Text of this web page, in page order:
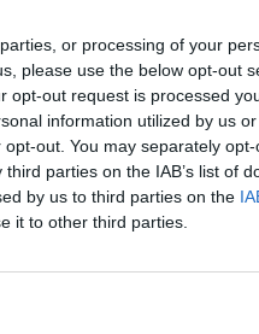
or processing of your
please use the below opt-out
opt-out request is processed
information utilized by us
out. You may separately
parties on the IAB’s list of
by us to third parties on the
it to other third parties.
OCH
Noah – men varför
är det väl klart